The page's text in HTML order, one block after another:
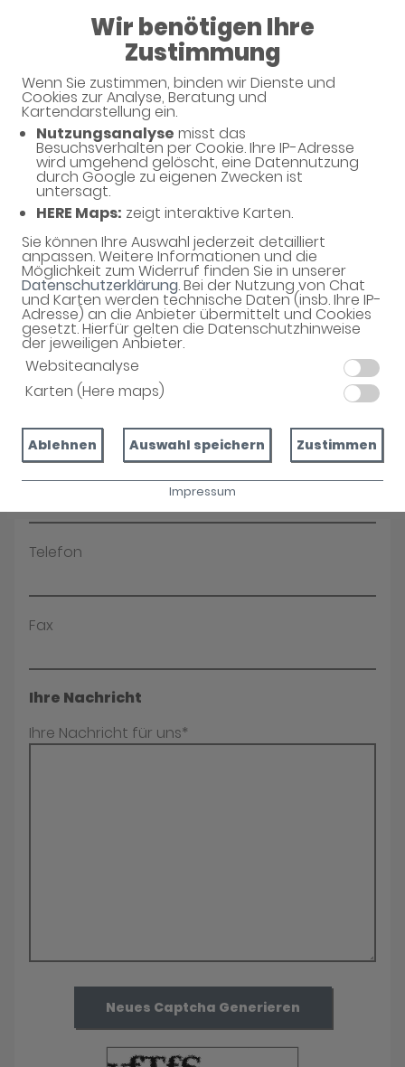
Wir benötigen Ihre
Zustimmung
Wenn Sie zustimmen, binden wir Dienste und
Cookies zur Analyse, Beratung und
Kartendarstellung ein.
Nutzungsanalyse misst das
Besuchsverhalten per Cookie. Ihre IP-Adresse
wird umgehend gelöscht, eine Datennutzung
durch Google zu eigenen Zwecken ist
untersagt.
HERE Maps: zeigt interaktive Karten.
Sie können Ihre Auswahl jederzeit detailliert
anpassen. Weitere Informationen und die
Möglichkeit zum Widerruf finden Sie in unserer
Datenschutzerklärung. Bei der Nutzung von Chat
und Karten werden technische Daten (insb. Ihre IP-
Adresse) an die Anbieter übermittelt und Cookies
gesetzt. Hierfür gelten die Datenschutzhinweise
der jeweiligen Anbieter.
Websiteanalyse
Karten (Here maps)
Ablehnen Auswahl speichern Zustimmen
Impressum
08:00 - 18:30
Töste-Apotheke
Haben Sie noch Fragen?
Dann schreiben Sie uns einfach eine Nachricht oder
rufen Sie uns direkt unter 04182 - 3566 an. Wir helfen
Ihre Daten
Vorname*
E-Mail*
Telefon
Fax
Ihre Nachricht
Ihre Nachricht für uns*
Neues Captcha Generieren